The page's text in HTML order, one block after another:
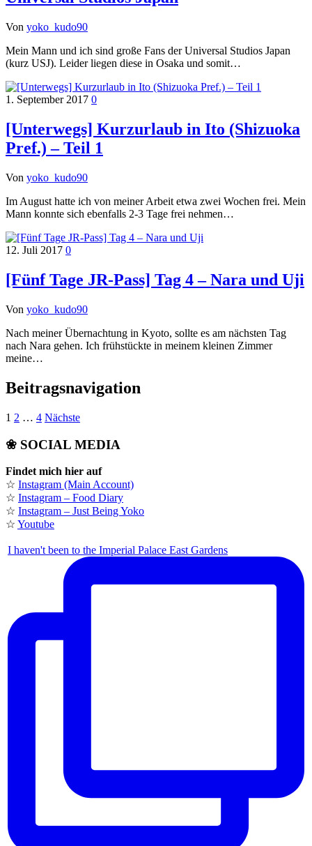
Von yoko_kudo90
Mein Mann und ich sind große Fans der Universal Studios Japan
(kurz USJ). Leider liegen diese in Osaka und somit…
1. September 2017 0
[Unterwegs] Kurzurlaub in Ito (Shizuoka
Pref.) – Teil 1
Von yoko_kudo90
Im August hatte ich von meiner Arbeit etwa zwei Wochen frei. Mein
Mann konnte sich ebenfalls 2-3 Tage frei nehmen…
12. Juli 2017 0
[Fünf Tage JR-Pass] Tag 4 – Nara und Uji
Von yoko_kudo90
Nach meiner Übernachtung in Kyoto, sollte es am nächsten Tag
nach Nara gehen. Ich frühstückte in meinem kleinen Zimmer
meine…
Beitragsnavigation
1 2 … 4 Nächste
❀ SOCIAL MEDIA
Findet mich hier auf
☆ Instagram (Main Account)
☆ Instagram – Food Diary
☆ Instagram – Just Being Yoko
☆ Youtube
I haven't been to the Imperial Palace East Gardens